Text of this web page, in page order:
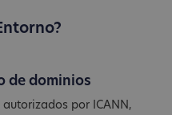
de dominios
por ICANN,